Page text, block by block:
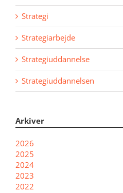
Strategi
Strategiarbejde
Strategiuddannelse
Strategiuddannelsen
Arkiver
2026
2025
2024
2023
2022